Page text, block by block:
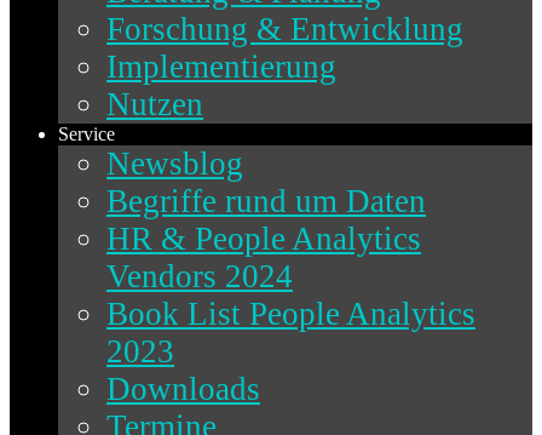
Forschung & Entwicklung
Implementierung
Nutzen
Service
Newsblog
Begriffe rund um Daten
HR & People Analytics
Vendors 2024
Book List People Analytics
2023
Downloads
Termine